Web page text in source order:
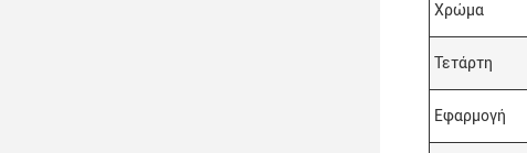
Χρώμα
Τετάρτη
Εφαρμογή